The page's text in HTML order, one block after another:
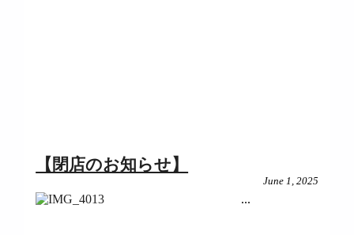
【閉店のお知らせ】
June 1, 2025
...